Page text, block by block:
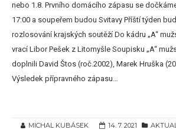
nebo 1.8. Prvního domácího zápasu se
17:00 a soupeřem budou Svitavy Příští týden
rozlosování krajských soutěží Do kádru „A“
vrací Libor Pešek z Litomyšle Soupisku „A“
doplnili David Štos (roč.2002), Marek Hruška
Výsledek přípravného zápasu…
MICHAL KUBÁSEK 14. 7. 2021